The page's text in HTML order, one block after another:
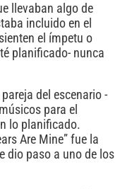
llevaban algo de
incluido en el
el ímpetu o
planificado- nunca
del escenario -
para el
lo planificado.
Are Mine” fue la
dio paso a uno de los